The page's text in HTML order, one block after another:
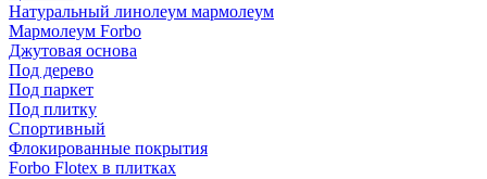
Натуральный линолеум мармолеум
Мармолеум Forbo
Джутовая основа
Под дерево
Под паркет
Под плитку
Спортивный
Флокированные покрытия
Forbo Flotex в плитках